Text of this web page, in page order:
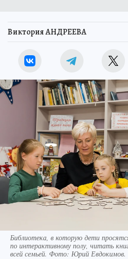
Виктория АНДРЕЕВА
Библиотека, в которую дети
по интерактивному полу, читать
всей семьей. Фото: Юрий Евдокимов.